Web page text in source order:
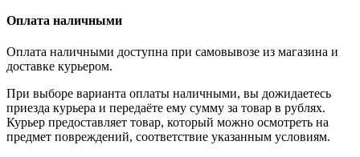
Оплата наличными
Оплата наличными доступна при самовывозе из магазина и
доставке курьером.
При выборе варианта оплаты наличными, вы дожидаетесь
приезда курьера и передаёте ему сумму за товар в рублях.
Курьер предоставляет товар, который можно осмотреть на
предмет повреждений, соответствие указанным условиям.